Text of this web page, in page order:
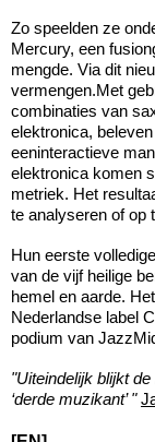
Zo speelden ze
Mercury, een
mengde. Via dit
vermengen.Met
combinaties van
elektronica,
eeninteractieve
elektronica komen
metriek. Het
te analyseren of op
Hun eerste
van de vijf heilige
hemel en aarde.
Nederlandse label
podium van
"Uiteindelijk blijkt
‘derde muzikant’ "